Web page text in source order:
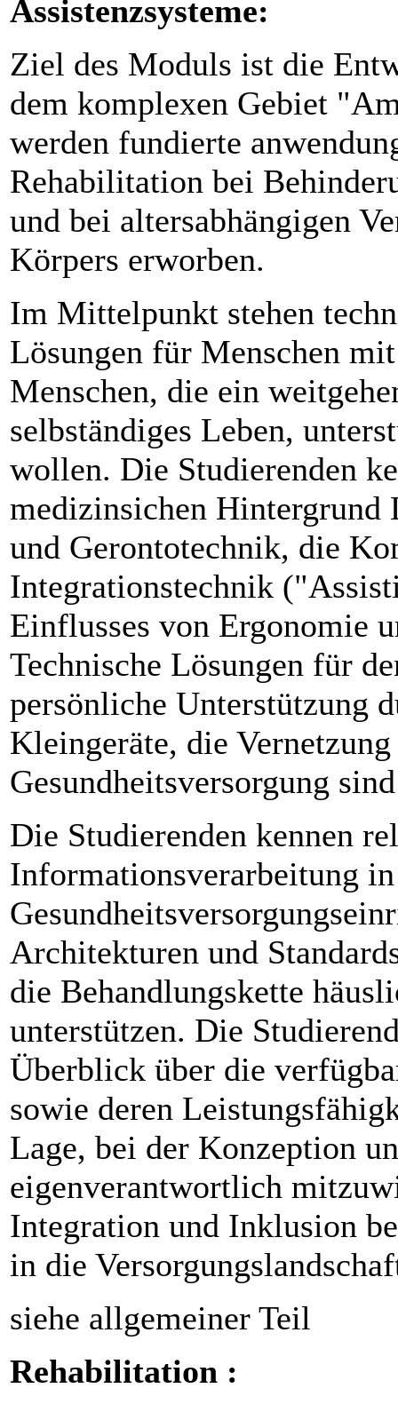
Assistenzsysteme:
Ziel des Moduls ist die
dem komplexen Gebiet
werden fundierte
Rehabilitation bei
und bei altersabhängigen
Körpers erworben.
Im Mittelpunkt stehen
Lösungen für Menschen
Menschen, die ein
selbständiges Leben,
wollen. Die Studierenden
medizinsichen Hintergrund
und Gerontotechnik, die
Integrationstechnik
Einflusses von Ergonomie
Technische Lösungen für
persönliche Unterstützung
Kleingeräte, die
Gesundheitsversorgung
Die Studierenden kennen
Informationsverarbeitung in
Architekturen und
die Behandlungskette
unterstützen. Die
Überblick über die
sowie deren
Lage, bei der Konzeption
eigenverantwortlich
Integration und Inklusion
in die
siehe allgemeiner Teil
Rehabilitation :